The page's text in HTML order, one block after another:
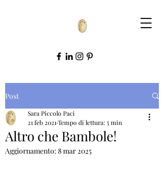
Post
Altro che Bambole!
Sara Piccolo Paci
21 feb 2021 Tempo di lettura: 5 min
Aggiornamento: 8 mar 2025